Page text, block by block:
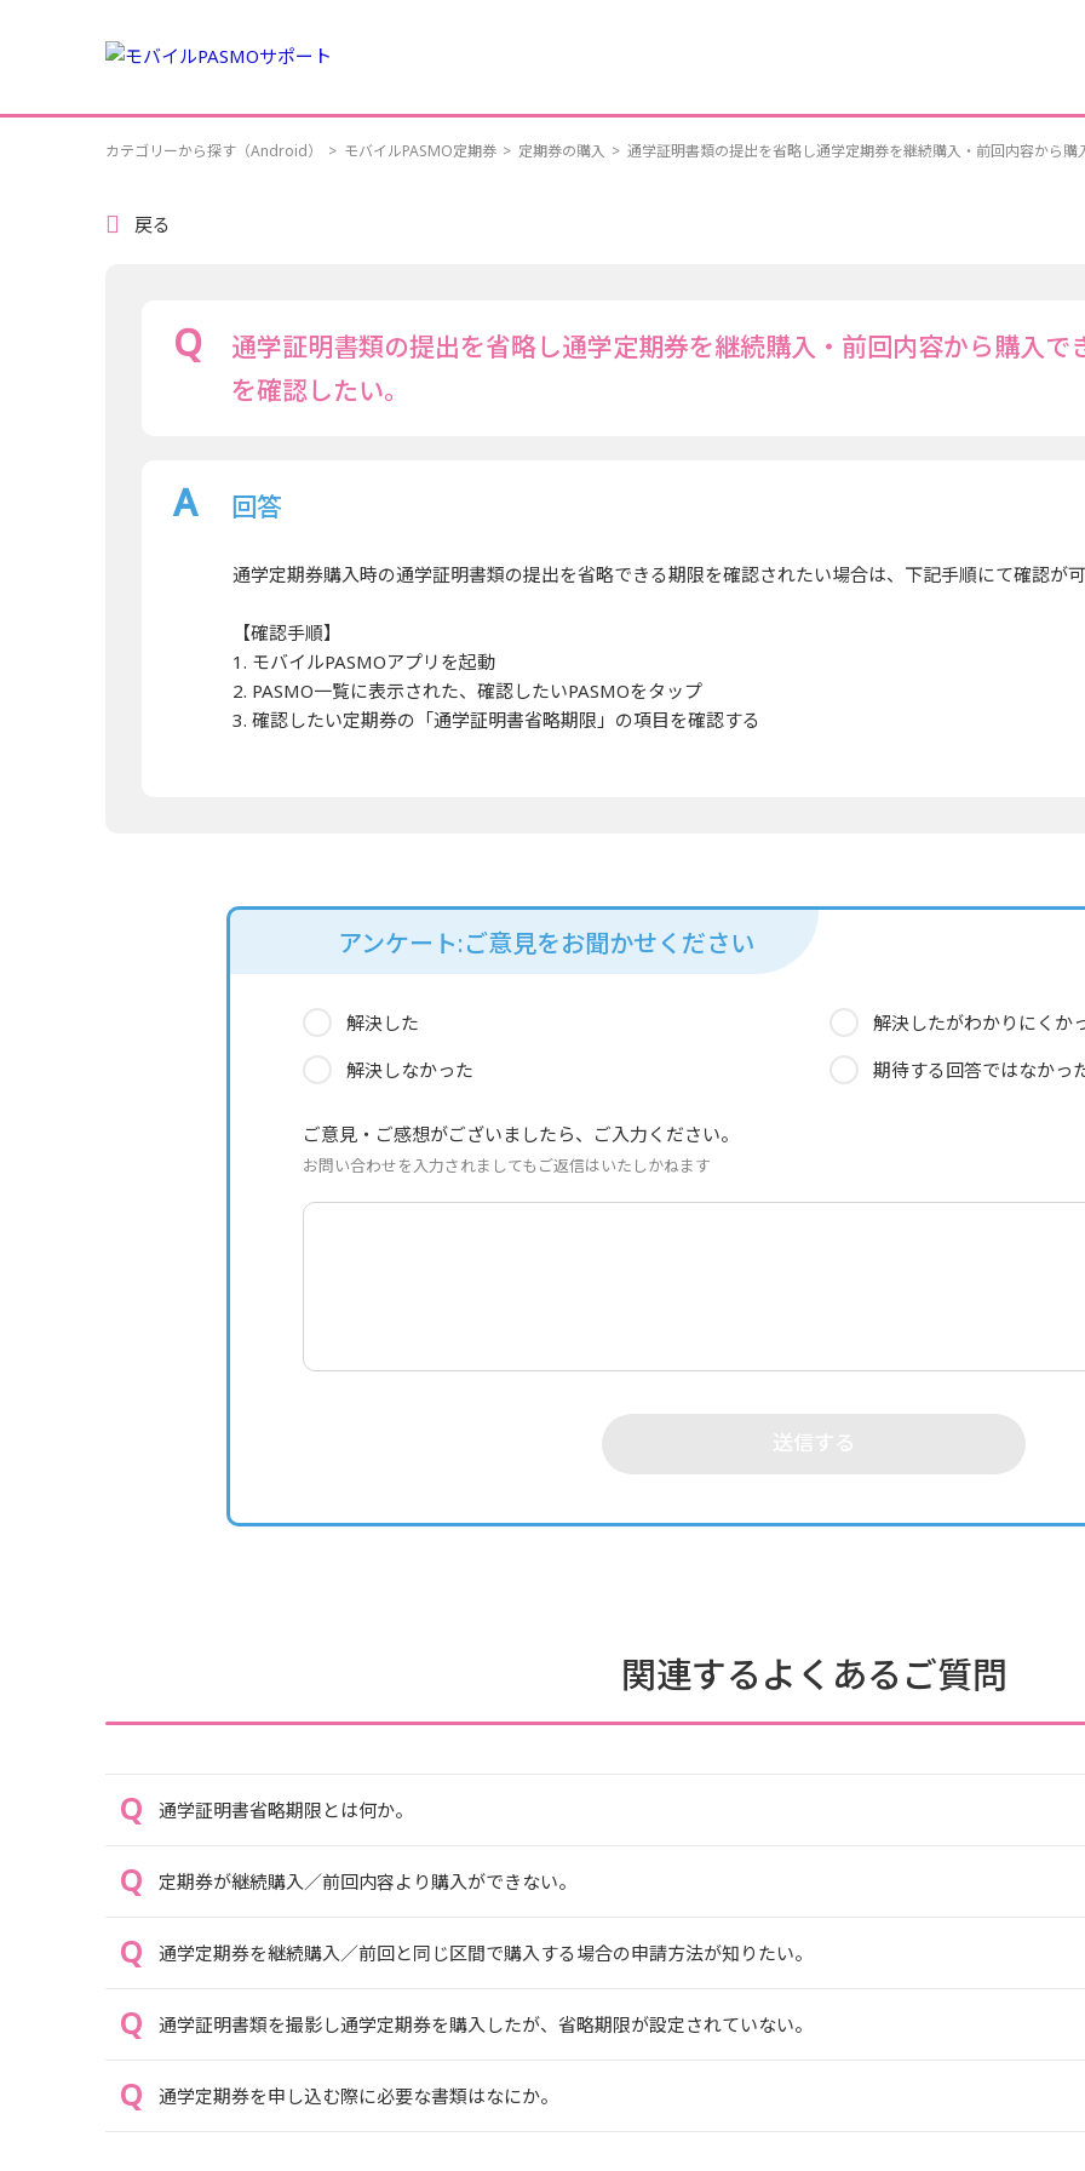
カテゴリーから探す（Android） > モバイルPASMO定期券 > 定期券の購入 > 通学証明書類の提出を省略し通学定期券を継続購入・前回内容から購
戻る
通学証明書類の提出を省略し通学定期券を継続購入・前回内容から購入で
を確認したい。
回答
通学定期券購入時の通学証明書類の提出を省略できる期限を確認されたい場合は、下記手順にて確認が可
【確認手順】
1. モバイルPASMOアプリを起動
2. PASMO一覧に表示された、確認したいPASMOをタップ
3. 確認したい定期券の「通学証明書省略期限」の項目を確認する
アンケート:ご意見をお聞かせください
解決した
解決したがわかりにくか
解決しなかった
期待する回答ではなかっ
ご意見・ご感想がございましたら、ご入力ください。
お問い合わせを入力されましてもご返信はいたしかねます
関連するよくあるご質問
通学証明書省略期限とは何か。
定期券が継続購入／前回内容より購入ができない。
通学定期券を継続購入／前回と同じ区間で購入する場合の申請方法が知りたい。
通学証明書類を撮影し通学定期券を購入したが、省略期限が設定されていない。
通学定期券を申し込む際に必要な書類はなにか。